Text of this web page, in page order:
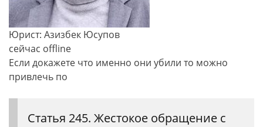
Юрист: Азизбек Юсупов
сейчас offline
Если докажете что именно они убили то можно
привлечь по
Статья 245. Жестокое обращение с